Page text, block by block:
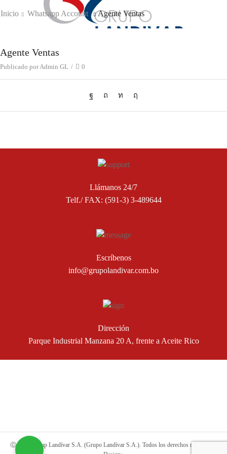
Inicio Whatsapp Account Agente Ventas
Agente Ventas
Publicado porAdmin GL / 0
Llámanos 24/7
Telf./ FAX: (591-3) 3-489644
Escríbenos
info@grupolandivar.com.bo
Dirección
Parque Industrial Manzana 20 A, frente a Aceite Rico
Ⓒ 2019 Group Landívar S.A. (Grupo Landívar S.A.). Todos los derechos reservados.